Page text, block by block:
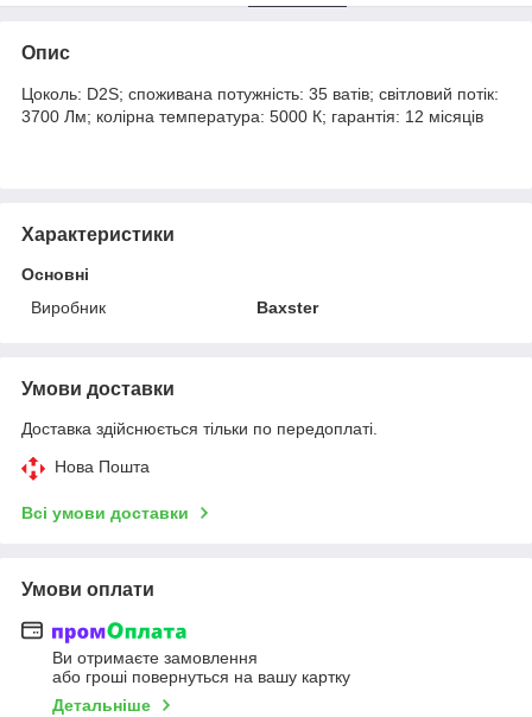
Опис
Цоколь: D2S; споживана потужність: 35 ватів; світловий потік:
3700 Лм; колірна температура: 5000 К; гарантія: 12 місяців
Характеристики
Основні
Виробник
Baxster
Умови доставки
Доставка здійснюється тільки по передоплаті.
Нова Пошта
Всі умови доставки
Умови оплати
Ви отримаєте замовлення
або гроші повернуться на вашу картку
Детальніше